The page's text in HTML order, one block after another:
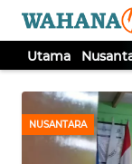
Utama
NUSANTARA
TV
Tutup